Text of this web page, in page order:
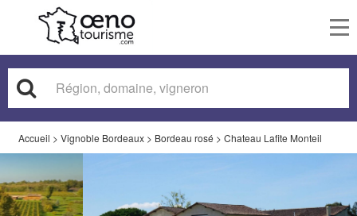
Accueil > Vignoble Bordeaux > Bordeau rosé > Chateau Lafite Monteil